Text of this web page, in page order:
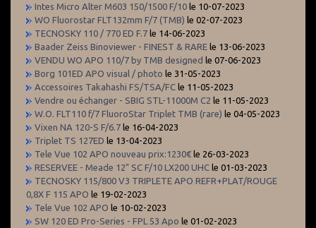
Intes Micro Alter M603 150/1500 F/10 le 10-07-2023
WO Fluorostar FLT132mm F/7 (TMB) le 02-07-2023
TECNOSKY 110 / 770 ED F.7 le 14-06-2023
Baader Zeiss Binoviewer - FINEST & RARE le 13-06-2023
VENDU WO APO 110/7 by TMB designed le 07-06-2023
Borg 101ED APO visual / photo le 31-05-2023
Accessoires Takahashi FS/TSA/FC le 11-05-2023
Vendre ou échanger - SBIG STL-11000M C2 le 11-05-2023
W.O. FLT110 f/7 FluoroStar Triplet TMB (rare) le 04-05-2023
Vixen NA 120-S F/6.7 le 16-04-2023
Triplet TS 127ED le 13-04-2023
Tele Vue 102 APO nouveau prix:1230€ le 26-03-2023
RESERVEE - Meade 12" SC F/10 LX200 UHC le 01-03-2023
TECNOSKY 115/800 V3 TRIPLETE APO REFR+PLAT/ROUGE
0,8X F 115 APO le 19-02-2023
Tele Vue 102 APO le 10-02-2023
SW 120 ED Pro-Series - FPL 53 Apo le 01-02-2023